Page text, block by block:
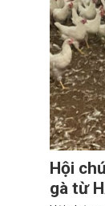
Hội
gà từ